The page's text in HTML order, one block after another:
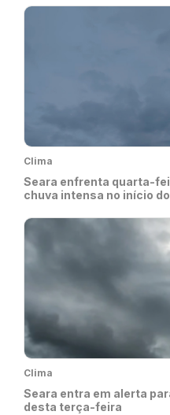
Clima
Seara enfrenta quarta-
chuva intensa no início
Clima
Seara entra em alerta
desta terça-feira